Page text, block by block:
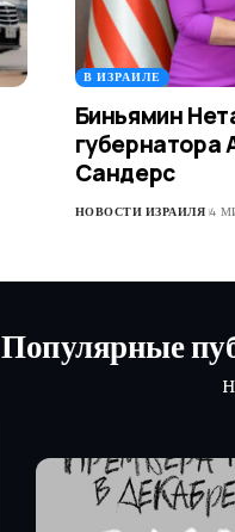
В ИЗРАИЛЕ
Биньямин
губернатора
Сандерс
НОВОСТИ ИЗРАИЛЯ 4
Популярные